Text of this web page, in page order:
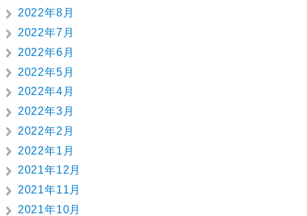
2022年8月
2022年7月
2022年6月
2022年5月
2022年4月
2022年3月
2022年2月
2022年1月
2021年12月
2021年11月
2021年10月